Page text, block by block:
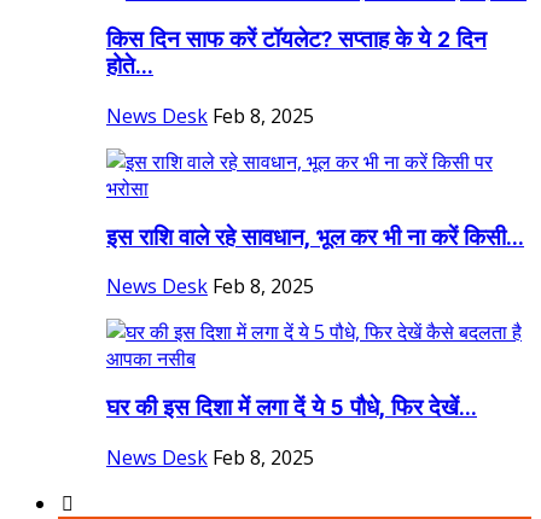
किस दिन साफ करें टॉयलेट? सप्ताह के ये 2 दिन
होते...
News Desk Feb 8, 2025
इस राशि वाले रहे सावधान, भूल कर भी ना करें किसी...
News Desk Feb 8, 2025
घर की इस दिशा में लगा दें ये 5 पौधे, फिर देखें...
News Desk Feb 8, 2025